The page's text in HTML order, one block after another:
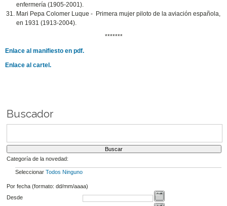
enfermería (1905‑2001).
Mari Pepa Colomer Luque - Primera mujer piloto de la aviación española,
en 1931 (1913-2004).
*******
Enlace al manifiesto en pdf.
Enlace al cartel.
Buscador
Categoría de la novedad:
Seleccionar Todos Ninguno
Por fecha (formato: dd/mm/aaaa)
Desde